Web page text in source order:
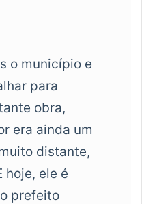
o município e
para
obra,
era ainda um
distante,
hoje, ele é
prefeito